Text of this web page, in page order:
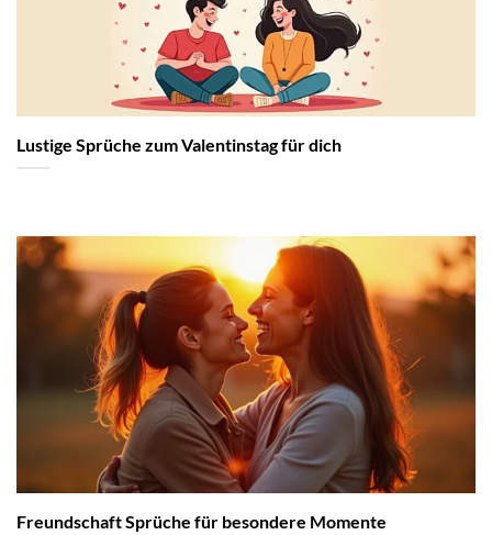
Lustige Sprüche zum Valentinstag für dich
Freundschaft Sprüche für besondere Momente